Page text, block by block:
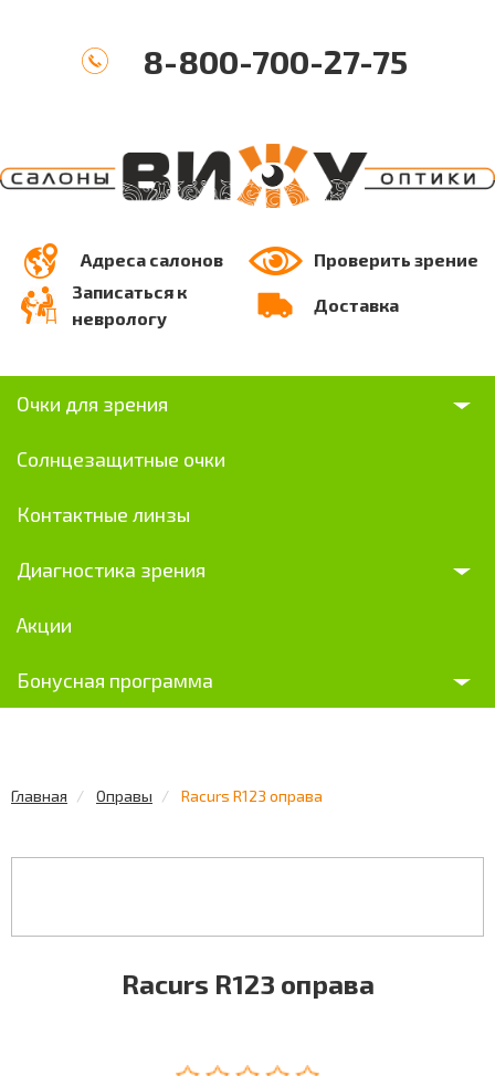
8-800-700-27-75
Адреса салонов
Проверить зрение
Записаться к
неврологу
Доставка
Очки для зрения
Солнцезащитные очки
Контактные линзы
Диагностика зрения
Акции
Бонусная программа
Главная Оправы Racurs R123 оправа
Racurs R123 оправа